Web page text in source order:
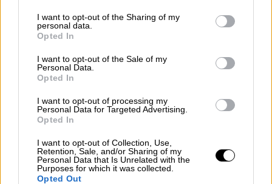
I want to opt-out of the Sharing of my
personal data.
Opted In
I want to opt-out of the Sale of my
Personal Data.
Opted In
I want to opt-out of processing my
Personal Data for Targeted Advertising.
Opted In
I want to opt-out of Collection, Use,
Retention, Sale, and/or Sharing of my
Personal Data that Is Unrelated with the
Purposes for which it was collected.
Opted Out
Podemos e Izquierda Unida no
asisten a los actos de la OTAN